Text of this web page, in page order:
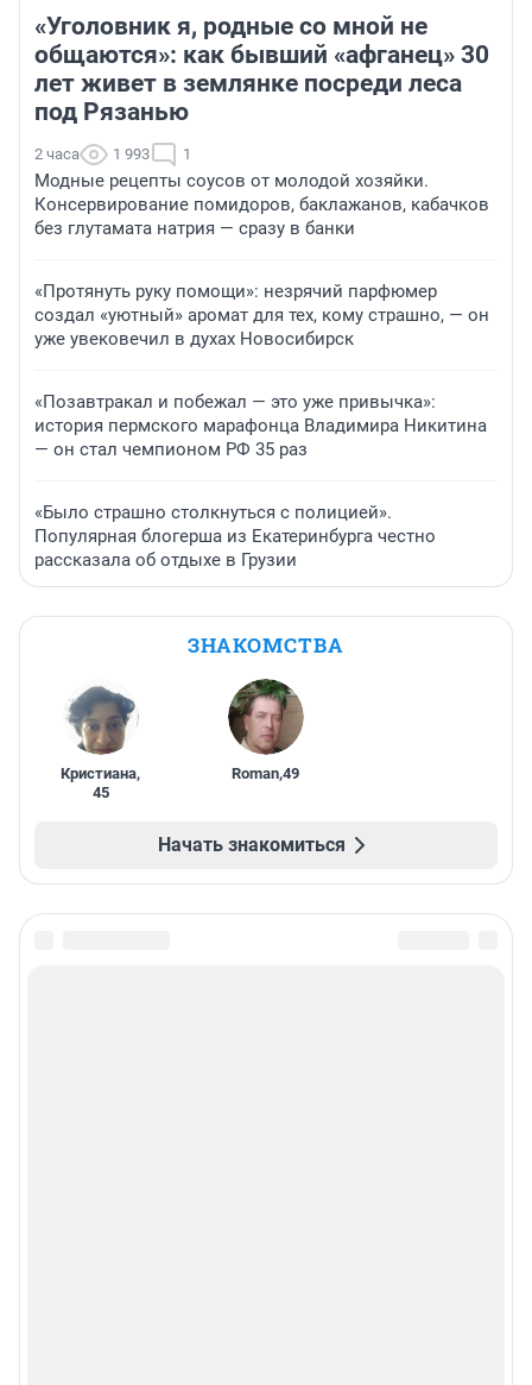
«Уголовник я, родные со мной не
общаются»: как бывший «афганец» 30
лет живет в землянке посреди леса
под Рязанью
2 часа 1 993 1
Модные рецепты соусов от молодой хозяйки.
Консервирование помидоров, баклажанов, кабачков
без глутамата натрия — сразу в банки
«Протянуть руку помощи»: незрячий парфюмер
создал «уютный» аромат для тех, кому страшно, — он
уже увековечил в духах Новосибирск
«Позавтракал и побежал — это уже привычка»:
история пермского марафонца Владимира Никитина
— он стал чемпионом РФ 35 раз
«Было страшно столкнуться с полицией».
Популярная блогерша из Екатеринбурга честно
рассказала об отдыхе в Грузии
ЗНАКОМСТВА
Кристиана,
45
Roman,49
Начать знакомиться